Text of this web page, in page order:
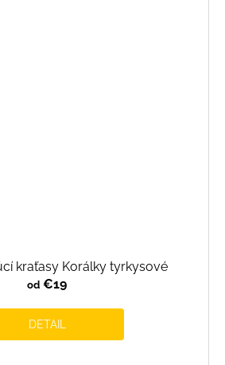
kraťasy Korálky tyrkysové
od €19
DETAIL